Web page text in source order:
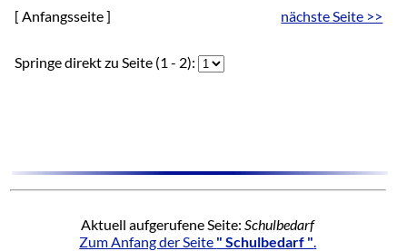
[ Anfangsseite ] nächste Seite >>
Springe direkt zu Seite (1 - 2):
Aktuell aufgerufene Seite: Schulbedarf
Zum Anfang der Seite " Schulbedarf "